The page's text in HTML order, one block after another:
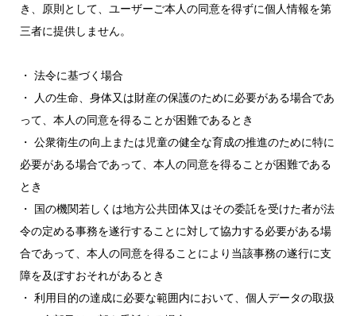
き、原則として、ユーザーご本人の同意を得ずに個人情報を第
三者に提供しません。
・ 法令に基づく場合
・ 人の生命、身体又は財産の保護のために必要がある場合であ
って、本人の同意を得ることが困難であるとき
・ 公衆衛生の向上または児童の健全な育成の推進のために特に
必要がある場合であって、本人の同意を得ることが困難である
とき
・ 国の機関若しくは地方公共団体又はその委託を受けた者が法
令の定める事務を遂行することに対して協力する必要がある場
合であって、本人の同意を得ることにより当該事務の遂行に支
障を及ぼすおそれがあるとき
・ 利用目的の達成に必要な範囲内において、個人データの取扱